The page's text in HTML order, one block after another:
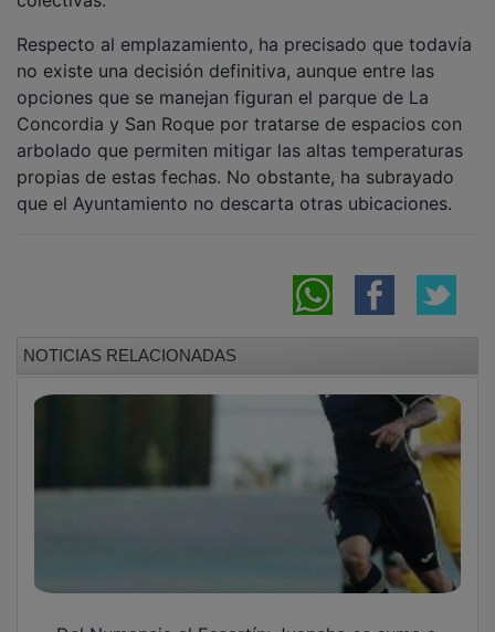
no existe una decisión definitiva, aunque entre las
opciones que se manejan figuran el parque de La
Concordia y San Roque por tratarse de espacios con
arbolado que permiten mitigar las altas temperaturas
propias de estas fechas. No obstante, ha subrayado
que el Ayuntamiento no descarta otras ubicaciones.